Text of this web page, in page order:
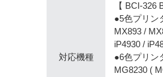
対応機種
【 BCI-326
●5色プリン
MX893 /
iP4930 /
●6色プリン
MG8230 (